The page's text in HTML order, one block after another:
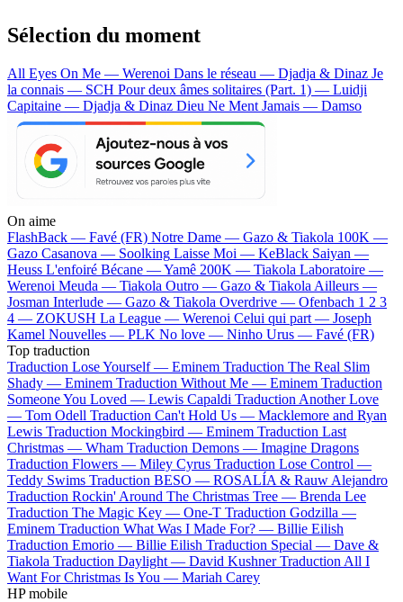
Sélection du moment
All Eyes On Me — Werenoi Dans le réseau — Djadja & Dinaz Je
la connais — SCH Pour deux âmes solitaires (Part. 1) — Luidji
Capitaine — Djadja & Dinaz Dieu Ne Ment Jamais — Damso
On aime
FlashBack — Favé (FR) Notre Dame — Gazo & Tiakola 100K —
Gazo Casanova — Soolking Laisse Moi — KeBlack Saiyan —
Heuss L'enfoiré Bécane —Yamê 200K — Tiakola Laboratoire —
Werenoi Meuda — Tiakola Outro — Gazo & Tiakola Ailleurs —
Josman Interlude — Gazo & Tiakola Overdrive — Ofenbach 1 2 3
4 — ZOKUSH La League — Werenoi Celui qui part — Joseph
Kamel Nouvelles — PLK No love — Ninho Urus — Favé (FR)
Top traduction
Traduction Lose Yourself — Eminem Traduction The Real Slim
Shady — Eminem Traduction Without Me — Eminem Traduction
Someone You Loved — Lewis Capaldi Traduction Another Love
— Tom Odell Traduction Can't Hold Us — Macklemore and Ryan
Lewis Traduction Mockingbird — Eminem Traduction Last
Christmas — Wham Traduction Demons — Imagine Dragons
Traduction Flowers — Miley Cyrus Traduction Lose Control —
Teddy Swims Traduction BESO — ROSALÍA & Rauw Alejandro
Traduction Rockin' Around The Christmas Tree — Brenda Lee
Traduction The Magic Key — One-T Traduction Godzilla —
Eminem Traduction What Was I Made For? — Billie Eilish
Traduction Emorio — Billie Eilish Traduction Special — Dave &
Tiakola Traduction Daylight — David Kushner Traduction All I
Want For Christmas Is You — Mariah Carey
HP mobile